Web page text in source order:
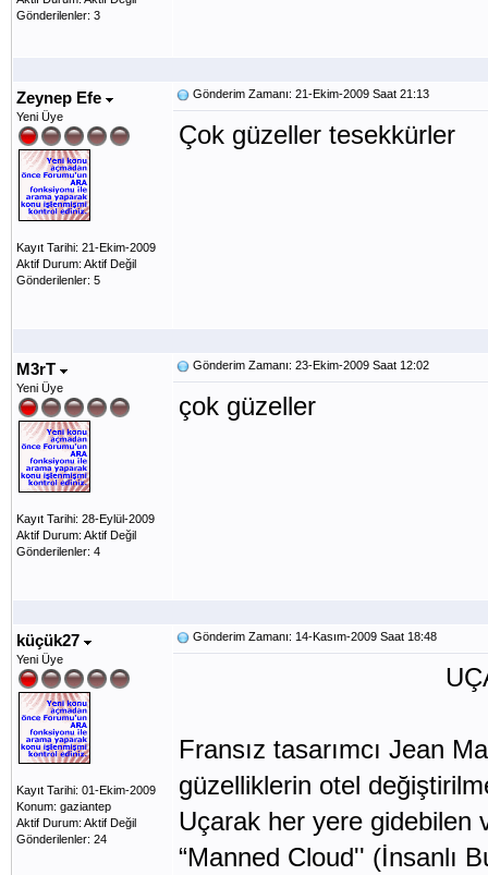
Gönderilenler: 3
Zeynep Efe
Yeni Üye
Kayıt Tarihi: 21-Ekim-2009
Aktif Durum: Aktif Değil
Gönderilenler: 5
Gönderim Zamanı: 21-Ekim-2009 Saat 21:13
Çok güzeller tesekkürler
M3rT
Yeni Üye
Kayıt Tarihi: 28-Eylül-2009
Aktif Durum: Aktif Değil
Gönderilenler: 4
Gönderim Zamanı: 23-Ekim-2009 Saat 12:02
çok güzeller
küçük27
Yeni Üye
Kayıt Tarihi: 01-Ekim-2009
Konum: gaziantep
Aktif Durum: Aktif Değil
Gönderilenler: 24
Gönderim Zamanı: 14-Kasım-2009 Saat 18:48
UÇAN
Fransız tasarımcı Jean
güzelliklerin otel
Uçarak her yere gidebilen
“Manned Cloud'' (İnsanlı